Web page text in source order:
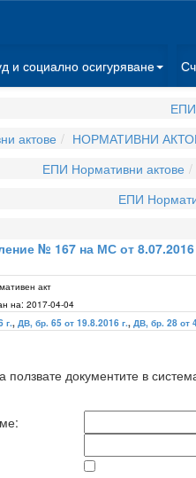
и социално осигуряване
ЕПИ
актове
НОРМАТИВНИ
ЕПИ Нормативни актове
ЕПИ
№ 167 на МС от
акт
на: 2017-04-04
г., ДВ, бр. 65 от 19.8.2016 г., ДВ, бр. 28 от
документите в